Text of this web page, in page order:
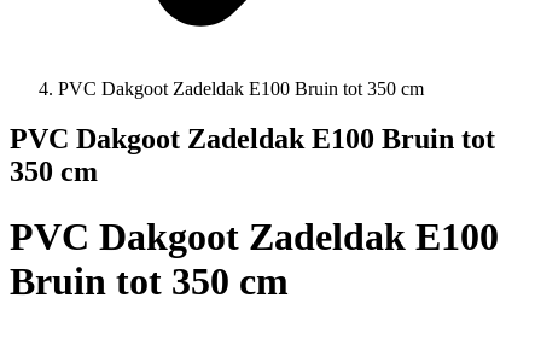
PVC Dakgoot Zadeldak E100 Bruin tot 350 cm
PVC Dakgoot Zadeldak E100 Bruin tot
350 cm
PVC Dakgoot Zadeldak E100
Bruin tot 350 cm